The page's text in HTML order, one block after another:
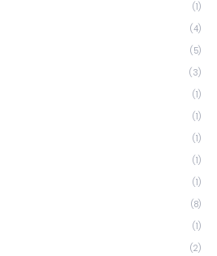
(1)
(4)
(5)
(3)
(1)
(1)
(1)
(1)
(1)
(8)
(1)
(2)